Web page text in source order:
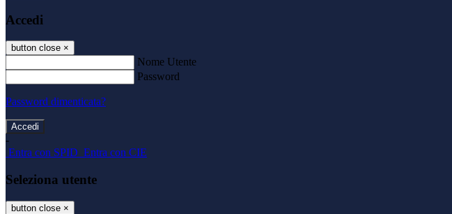
Accedi
button close ×
Nome Utente
Password
Password dimenticata?
-
Entra con SPID Entra con CIE
Seleziona utente
button close ×